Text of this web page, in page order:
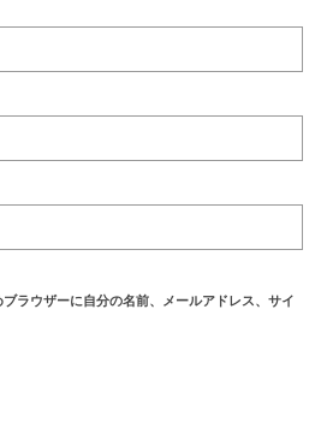
ラウザーに自分の名前、メールアドレス、サイ